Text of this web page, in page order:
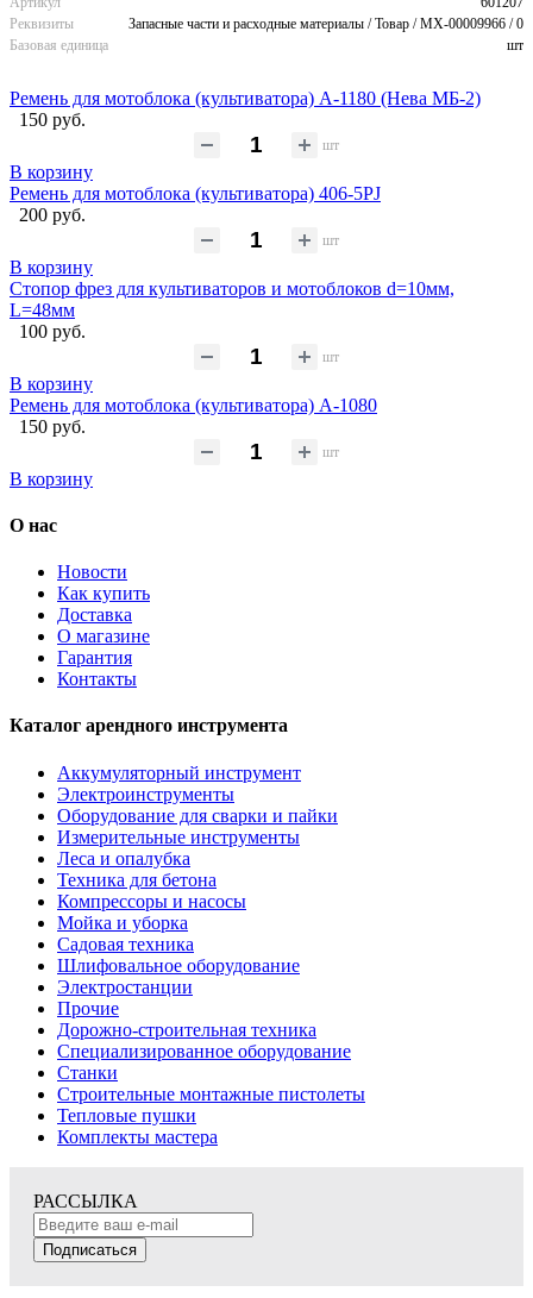
Реквизиты
Запасные части и расходные материалы / Товар / MX-00009966 / 0
Базовая единица
шт
Ремень для мотоблока (культиватора) А-1180 (Нева МБ-2)
150 руб.
шт
В корзину
Ремень для мотоблока (культиватора) 406-5PJ
200 руб.
шт
В корзину
Стопор фрез для культиваторов и мотоблоков d=10мм,
L=48мм
100 руб.
шт
В корзину
Ремень для мотоблока (культиватора) А-1080
150 руб.
шт
В корзину
О нас
Новости
Как купить
Доставка
О магазине
Гарантия
Контакты
Каталог арендного инструмента
Аккумуляторный инструмент
Электроинструменты
Оборудование для сварки и пайки
Измерительные инструменты
Леса и опалубка
Техника для бетона
Компрессоры и насосы
Мойка и уборка
Садовая техника
Шлифовальное оборудование
Электростанции
Прочие
Дорожно-строительная техника
Специализированное оборудование
Станки
Строительные монтажные пистолеты
Тепловые пушки
Комплекты мастера
РАССЫЛКА
Подписаться